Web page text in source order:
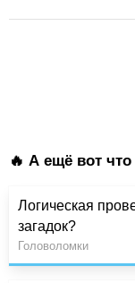
🔥 А ещё вот что
Логическая
загадок?
Головоломки